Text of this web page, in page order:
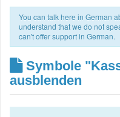
You can talk here in German
understand that we do not
can't offer support in German.
Symbole
ausblenden